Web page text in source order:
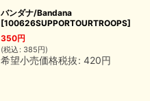
バンダナ/Bandana
[100626SUPPORTOURTROOPS]
350円
(税込 : 385円)
希望小売価格税抜: 420円